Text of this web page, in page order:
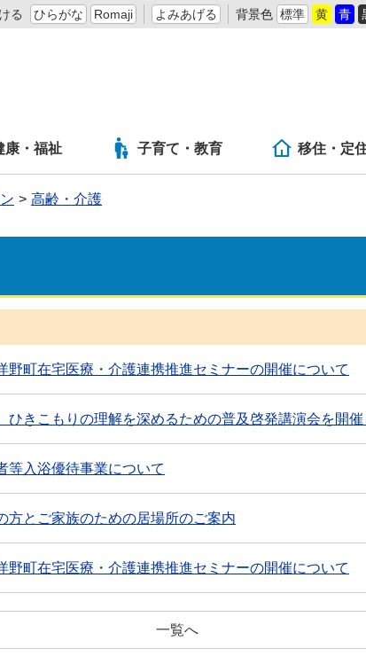
る ひらがな Romaji よみあげる 背景色 標準 黄 青
康・福祉 子育て・教育 移住・定
高齢・介護
野町在宅医療・介護連携推進セミナーの開催について
きこもりの理解を深めるための普及啓発講演会を開催
等入浴優待事業について
方とご家族のための居場所のご案内
野町在宅医療・介護連携推進セミナーの開催について
一覧へ